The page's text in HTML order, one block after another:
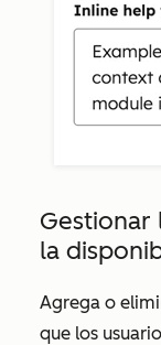
la
Agrega o
que los